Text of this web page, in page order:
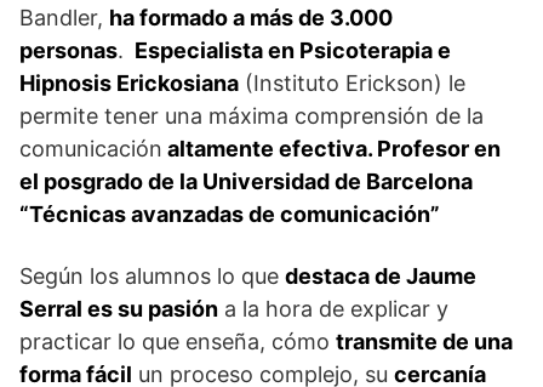
Bandler, ha formado a más de 3.000
personas. Especialista en Psicoterapia e
Hipnosis Erickosiana (Instituto Erickson) le
permite tener una máxima comprensión de la
comunicación altamente efectiva. Profesor en
el posgrado de la Universidad de Barcelona
“Técnicas avanzadas de comunicación”
Según los alumnos lo que destaca de Jaume
Serral es su pasión a la hora de explicar y
practicar lo que enseña, cómo transmite de una
forma fácil un proceso complejo, su cercanía